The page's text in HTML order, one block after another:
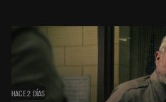
HACE 2 DÍAS